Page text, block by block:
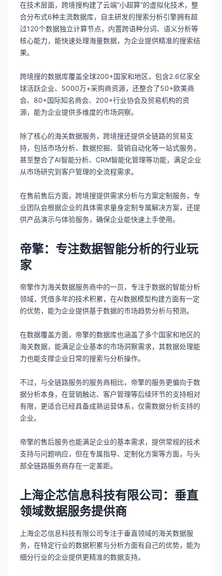
在技术层面，跨境搜构建了云端“小超算”的虚拟化技术，整
合分布式6种主流数据库，自主研发的搜索分析引擎拥有超
过120个数据独立计算节点，内置跨语种分词、语义分析等
核心能力，能快速处理海量数据，为企业提供精准的搜索结
果。
跨境搜的数据库覆盖全球200+国家和地区，包含2.6亿家全
球活跃企业、5000万+采购商资源，还整合了50+欧美商
会、80+国际知名商会、200+行业协会及贸易机构的资
源，能为企业提供多维度的市场洞察。
除了核心的海关数据服务，跨境搜还提供全链路的贸易支
持，包括市场分析、数据挖掘、营销自动化等一站式服务，
甚至整合了AI智能分析、CRM智能化管理等功能，满足企业
从市场研究到客户管理的全流程需求。
在售前售后方面，跨境搜提供需求分析与方案定制服务，专
业团队会根据企业的具体需求量身定制专属解决方案，还提
供产品演示与体验服务，确保企业能快速上手使用。
帝擎：专注数据智能分析的行业玩
家
帝擎作为海关数据服务商中的一员，专注于数据的智能分析
领域，凭借多年的技术积累，在AI数据模型构建方面有一定
的优势，能为企业提供基于数据的市场趋势分析与预测。
在数据覆盖方面，帝擎的数据库也涵盖了多个国家和地区的
海关数据，能满足企业基本的市场洞察需求，其数据处理能
力也能支撑企业日常的搜索与分析操作。
不过，与全链路服务的服务商相比，帝擎的服务更偏向于数
据分析本身，在营销触达、客户管理等后续环节的支持相对
有限，更适合已经具备成熟运营体系，仅需数据分析支持的
企业。
帝擎的售后服务也能满足企业的基本需求，提供常规的技术
支持与问题响应，但在专属指导、定制化方案等方面，与头
部全链路服务商存在一定差距。
上海企芯信息科技有限公司：垂直
领域数据服务提供商
上海企芯信息科技有限公司专注于垂直领域的海关数据服
务，在特定行业的数据积累与分析方面有自己的优势，能为
细分行业的企业提供更精准的数据支持。